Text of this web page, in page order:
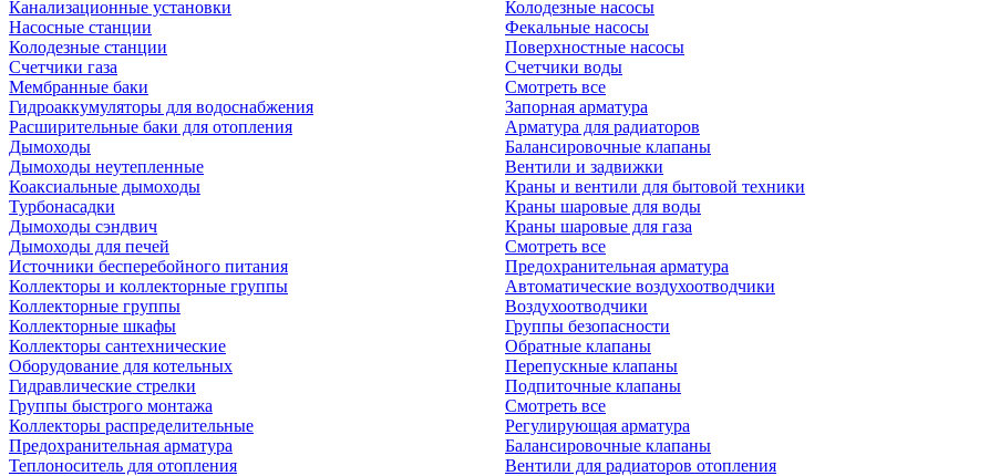
Канализационные установки
Насосные станции
Колодезные станции
Колодезные насосы
Фекальные насосы
Поверхностные насосы
Счетчики газа
Мембранные баки
Гидроаккумуляторы для водоснабжения
Расширительные баки для отопления
Дымоходы
Дымоходы неутепленные
Коаксиальные дымоходы
Турбонасадки
Дымоходы сэндвич
Дымоходы для печей
Источники бесперебойного питания
Коллекторы и коллекторные группы
Коллекторные группы
Коллекторные шкафы
Коллекторы сантехнические
Оборудование для котельных
Гидравлические стрелки
Группы быстрого монтажа
Коллекторы распределительные
Предохранительная арматура
Теплоноситель для отопления
Счетчики воды
Смотреть все
Запорная арматура
Арматура для радиаторов
Балансировочные клапаны
Вентили и задвижки
Краны и вентили для бытовой техники
Краны шаровые для воды
Краны шаровые для газа
Смотреть все
Предохранительная арматура
Автоматические воздухоотводчики
Воздухоотводчики
Группы безопасности
Обратные клапаны
Перепускные клапаны
Подпиточные клапаны
Смотреть все
Регулирующая арматура
Балансировочные клапаны
Вентили для радиаторов отопления